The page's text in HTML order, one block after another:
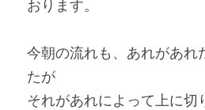
おります。
今朝の流れも、あれがあれ
たが
それがあれによって上に切